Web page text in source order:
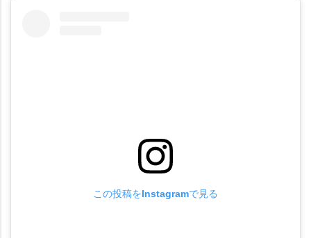
この投稿をInstagramで見る